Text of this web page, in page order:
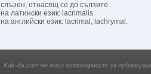
слъзен, от­насящ се до сълзите.
на латински език: lacrimalis.
на английски език: lacrimal, lachrymal.
Kak-da.com не носи отговорност за